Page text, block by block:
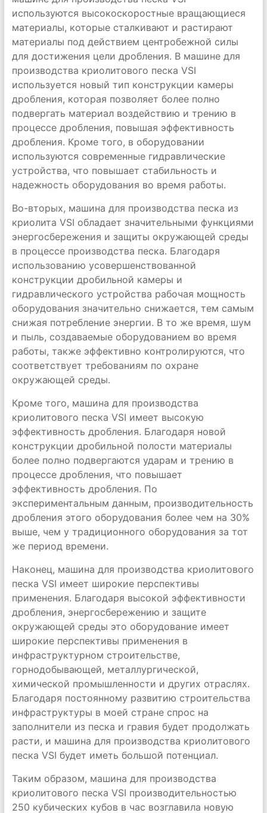
используются высокоскоростные вращающиеся
материалы, которые сталкивают и растирают
материалы под действием центробежной силы
для достижения цели дробления. В машине для
производства криолитового песка VSI
используется новый тип конструкции камеры
дробления, которая позволяет более полно
подвергать материал воздействию и трению в
процессе дробления, повышая эффективность
дробления. Кроме того, в оборудовании
используются современные гидравлические
устройства, что повышает стабильность и
надежность оборудования во время работы.
Во-вторых, машина для производства песка из
криолита VSI обладает значительными функциями
энергосбережения и защиты окружающей среды
в процессе производства песка. Благодаря
использованию усовершенствованной
конструкции дробильной камеры и
гидравлического устройства рабочая мощность
оборудования значительно снижается, тем самым
снижая потребление энергии. В то же время, шум
и пыль, создаваемые оборудованием во время
работы, также эффективно контролируются, что
соответствует требованиям по охране
окружающей среды.
Кроме того, машина для производства
криолитового песка VSI имеет высокую
эффективность дробления. Благодаря новой
конструкции дробильной полости материалы
более полно подвергаются ударам и трению в
процессе дробления, что повышает
эффективность дробления. По
экспериментальным данным, производительность
дробления этого оборудования более чем на 30%
выше, чем у традиционного оборудования за тот
же период времени.
Наконец, машина для производства криолитового
песка VSI имеет широкие перспективы
применения. Благодаря высокой эффективности
дробления, энергосбережению и защите
окружающей среды это оборудование имеет
широкие перспективы применения в
инфраструктурном строительстве,
горнодобывающей, металлургической,
химической промышленности и других отраслях.
Благодаря постоянному развитию строительства
инфраструктуры в моей стране спрос на
заполнители из песка и гравия будет продолжать
расти, и машина для производства криолитового
песка VSI будет иметь большой потенциал.
Таким образом, машина для производства
криолитового песка VSI производительностью
250 кубических кубов в час возглавила новую